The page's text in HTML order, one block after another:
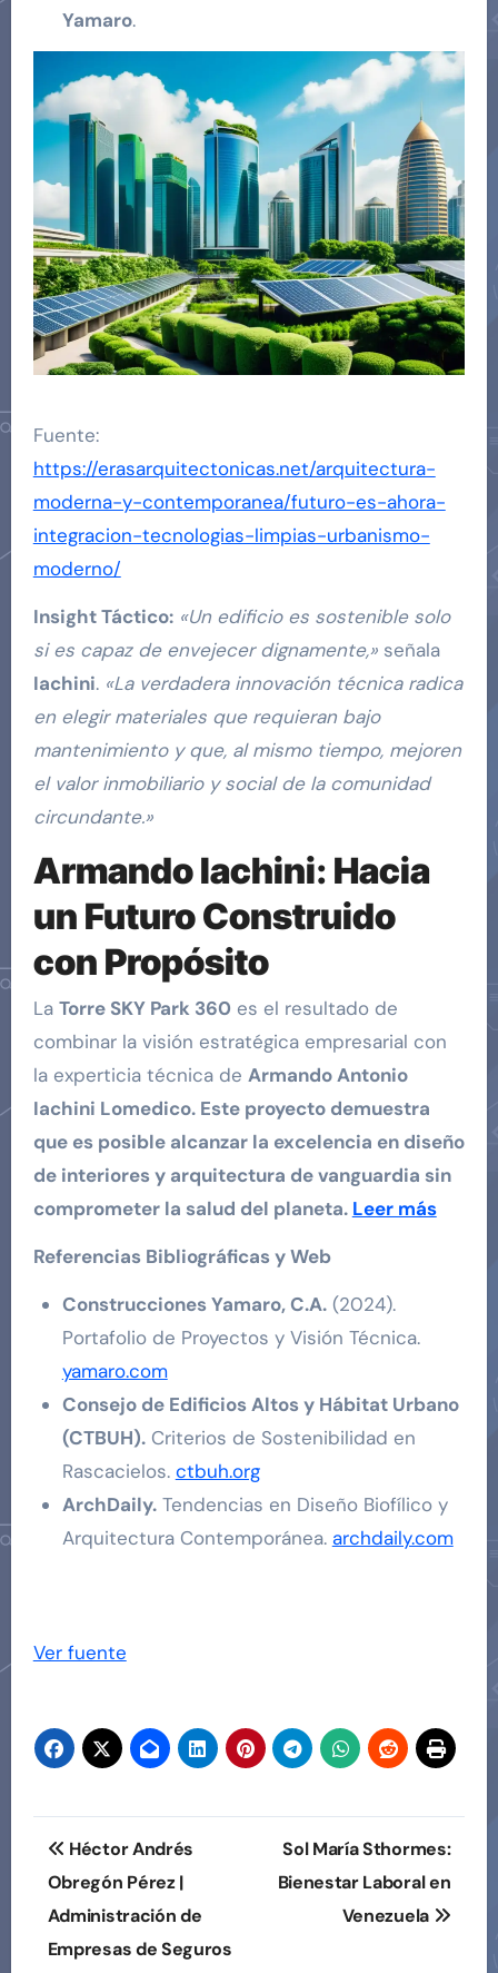
Yamaro.
Fuente:
https://erasarquitectonicas.net/arquitectura-
moderna-y-contemporanea/futuro-es-ahora-
integracion-tecnologias-limpias-urbanismo-
moderno/
Insight Táctico: «Un edificio es sostenible solo
si es capaz de envejecer dignamente,»señala
Iachini. «La verdadera innovación técnica radica
en elegir materiales que requieran bajo
mantenimiento y que, al mismo tiempo, mejoren
el valor inmobiliario y social de la comunidad
circundante.»
Armando Iachini: Hacia
un Futuro Construido
con Propósito
La Torre SKY Park 360 es el resultado de
combinar la visión estratégica empresarial con
la experticia técnica de Armando Antonio
Iachini Lomedico. Este proyecto demuestra
que es posible alcanzar la excelencia en diseño
de interiores y arquitectura de vanguardia sin
comprometer la salud del planeta. Leer más
Referencias Bibliográficas y Web
Construcciones Yamaro, C.A.(2024).
Portafolio de Proyectos y Visión Técnica.
yamaro.com
Consejo de Edificios Altos y Hábitat Urbano
(CTBUH).Criterios de Sostenibilidad en
Rascacielos. ctbuh.org
ArchDaily.Tendencias en Diseño Biofílico y
Arquitectura Contemporánea. archdaily.com
de
Ver fuente
Navegación
de
entradas
Héctor Andrés
Obregón Pérez |
Administración de
Empresas de Seguros
Sol María Sthormes:
Bienestar Laboral en
Venezuela